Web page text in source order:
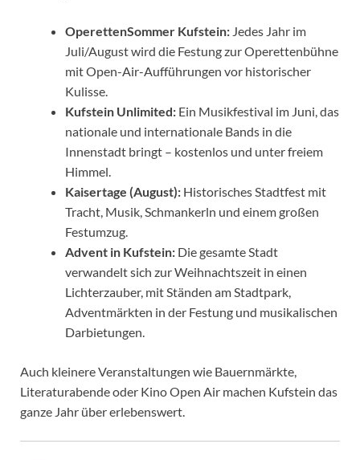
OperettenSommer Kufstein: Jedes Jahr im
Juli/August wird die Festung zur Operettenbühne
mit Open-Air-Aufführungen vor historischer
Kulisse.
Kufstein Unlimited: Ein Musikfestival im Juni, das
nationale und internationale Bands in die
Innenstadt bringt – kostenlos und unter freiem
Himmel.
Kaisertage (August): Historisches Stadtfest mit
Tracht, Musik, Schmankerln und einem großen
Festumzug.
Advent in Kufstein: Die gesamte Stadt
verwandelt sich zur Weihnachtszeit in einen
Lichterzauber, mit Ständen am Stadtpark,
Adventmärkten in der Festung und musikalischen
Darbietungen.
Auch kleinere Veranstaltungen wie Bauernmärkte,
Literaturabende oder Kino Open Air machen Kufstein das
ganze Jahr über erlebenswert.